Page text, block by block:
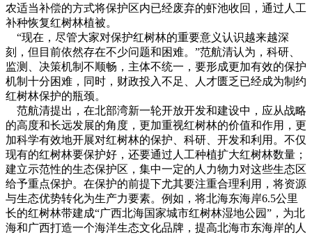
农适当补偿的方式将保护区内已经废弃的虾池收回，通过人工
补种恢复红树林植被。
“现在，尽管大家对保护红树林的重要意义认识越来越深
刻，但目前依然存在不少问题和困难。”范航清认为，科研、
监测、决策机制不顺畅，主体不统一，要形成更加有效的保护
机制十分困难，同时，财政投入不足、人才匮乏已经成为制约
红树林保护的瓶颈。
范航清提出，在北部湾新一轮开放开发和建设中，应从战略
的高度和长远发展的角度，更加重视红树林的价值和作用，更
加科学有效地开展对红树林的保护、科研、开发和利用。不仅
现有的红树林要保护好，还要通过人工种植扩大红树林数量；
建立示范性的生态保护区，集中一定的人力物力对这些生态区
给予重点保护。在保护的前提下尤其要注重合理利用，将资源
与生态优势转化为生产力要素。例如，将北海东海岸6.5公里
长的红树林带建成“广西北海国家城市红树林湿地公园”，为北
海和广西打造一个海洋生态文化品牌，提高北海市东海岸的人